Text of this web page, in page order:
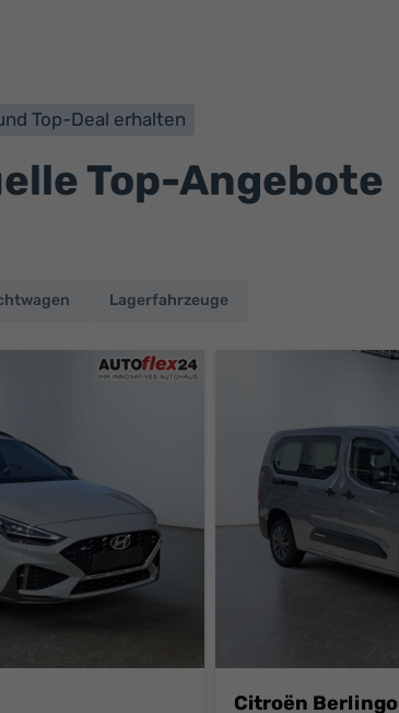
Top-Deal erhalten
Top-Angebote
Lagerfahrzeuge
Citroën Berlingo